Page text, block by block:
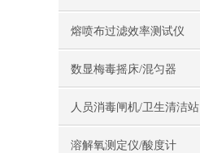
熔喷布过滤效率测试仪
数显梅毒摇床/混匀器
人员消毒闸机/卫生清洁站
溶解氧测定仪/酸度计